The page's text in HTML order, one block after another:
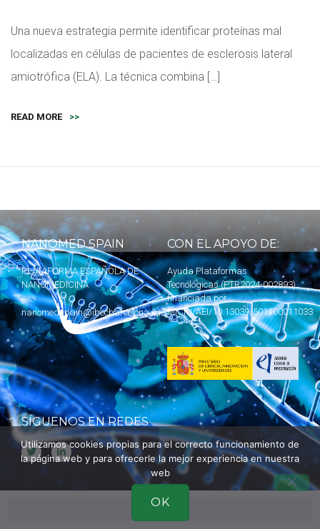
Una nueva estrategia permite identificar proteínas mal
localizadas en células de pacientes de esclerosis lateral
amiotrófica (ELA). La técnica combina […]
READ MORE >>
NANOMED SPAIN
PLATAFORMA ESPAÑOLA DE
NANOMEDICINA
nanomedspain@ibecbarcelona.eu
CON EL APOYO DE:
Ayuda Plataformas
Tecnológicas (PTR2024-002893)
financiada por
MICIU/AEI/10.13039/501100011033
SÍGUENOS EN REDES
Utilizamos cookies propias para el correcto funcionamiento de
la página web y para ofrecerle la mejor experiencia en nuestra
web
OK